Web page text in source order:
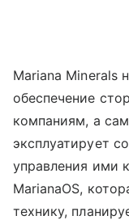
Mariana Minerals
обеспечение
компаниям, а
эксплуатирует
управления ими
MarianaOS,
технику,